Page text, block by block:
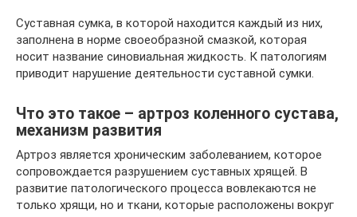
Суставная сумка, в которой находится каждый из них,
заполнена в норме своеобразной смазкой, которая
носит название синовиальная жидкость. К патологиям
приводит нарушение деятельности суставной сумки.
Что это такое – артроз коленного сустава,
механизм развития
Артроз является хроническим заболеванием, которое
сопровождается разрушением суставных хрящей. В
развитие патологического процесса вовлекаются не
только хрящи, но и ткани, которые расположены вокруг